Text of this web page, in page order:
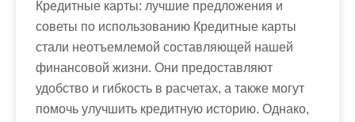
Кредитные карты: лучшие предложения и
советы по использованию Кредитные карты
стали неотъемлемой составляющей нашей
финансовой жизни. Они предоставляют
удобство и гибкость в расчетах, а также могут
помочь улучшить кредитную историю. Однако,